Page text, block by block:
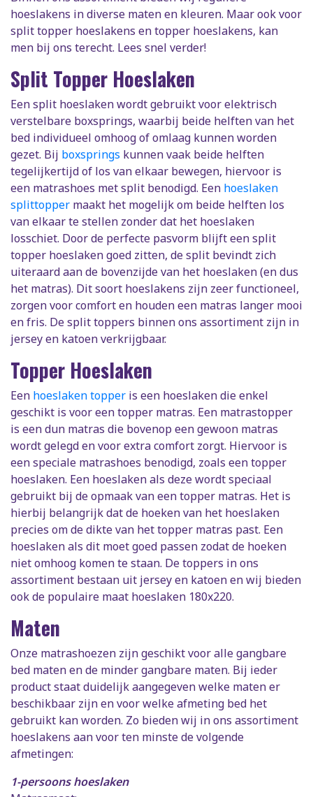
hoeslakens in diverse maten en kleuren. Maar ook voor
split topper hoeslakens en topper hoeslakens, kan
men bij ons terecht. Lees snel verder!
Split Topper Hoeslaken
Een split hoeslaken wordt gebruikt voor elektrisch
verstelbare boxsprings, waarbij beide helften van het
bed individueel omhoog of omlaag kunnen worden
gezet. Bij boxsprings kunnen vaak beide helften
tegelijkertijd of los van elkaar bewegen, hiervoor is
een matrashoes met split benodigd. Een hoeslaken
splittopper maakt het mogelijk om beide helften los
van elkaar te stellen zonder dat het hoeslaken
losschiet. Door de perfecte pasvorm blijft een split
topper hoeslaken goed zitten, de split bevindt zich
uiteraard aan de bovenzijde van het hoeslaken (en dus
het matras). Dit soort hoeslakens zijn zeer functioneel,
zorgen voor comfort en houden een matras langer mooi
en fris. De split toppers binnen ons assortiment zijn in
jersey en katoen verkrijgbaar.
Topper Hoeslaken
Een hoeslaken topper is een hoeslaken die enkel
geschikt is voor een topper matras. Een matrastopper
is een dun matras die bovenop een gewoon matras
wordt gelegd en voor extra comfort zorgt. Hiervoor is
een speciale matrashoes benodigd, zoals een topper
hoeslaken. Een hoeslaken als deze wordt speciaal
gebruikt bij de opmaak van een topper matras. Het is
hierbij belangrijk dat de hoeken van het hoeslaken
precies om de dikte van het topper matras past. Een
hoeslaken als dit moet goed passen zodat de hoeken
niet omhoog komen te staan. De toppers in ons
assortiment bestaan uit jersey en katoen en wij bieden
ook de populaire maat hoeslaken 180x220.
Maten
Onze matrashoezen zijn geschikt voor alle gangbare
bed maten en de minder gangbare maten. Bij ieder
product staat duidelijk aangegeven welke maten er
beschikbaar zijn en voor welke afmeting bed het
gebruikt kan worden. Zo bieden wij in ons assortiment
hoeslakens aan voor ten minste de volgende
afmetingen:
1-persoons hoeslaken